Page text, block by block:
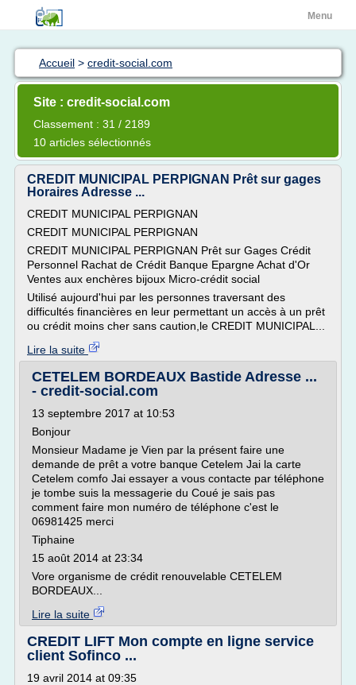
Menu
Accueil > credit-social.com
Site : credit-social.com
Classement : 31 / 2189
10 articles sélectionnés
CREDIT MUNICIPAL PERPIGNAN Prêt sur gages
Horaires Adresse ...
CREDIT MUNICIPAL PERPIGNAN
CREDIT MUNICIPAL PERPIGNAN
CREDIT MUNICIPAL PERPIGNAN Prêt sur Gages Crédit
Personnel Rachat de Crédit Banque Epargne Achat d'Or
Ventes aux enchères bijoux Micro-crédit social
Utilisé aujourd'hui par les personnes traversant des
difficultés financières en leur permettant un accès à un prêt
ou crédit moins cher sans caution,le CREDIT MUNICIPAL...
Lire la suite
CETELEM BORDEAUX Bastide Adresse ...
- credit-social.com
13 septembre 2017 at 10:53
Bonjour
Monsieur Madame je Vien par la présent faire une
demande de prêt a votre banque Cetelem Jai la carte
Cetelem comfo Jai essayer a vous contacte par téléphone
je tombe suis la messagerie du Coué je sais pas
comment faire mon numéro de téléphone c'est le
06981425 merci
Tiphaine
15 août 2014 at 23:34
Vore organisme de crédit renouvelable CETELEM
BORDEAUX...
Lire la suite
CREDIT LIFT Mon compte en ligne service
client Sofinco ...
19 avril 2014 at 09:35